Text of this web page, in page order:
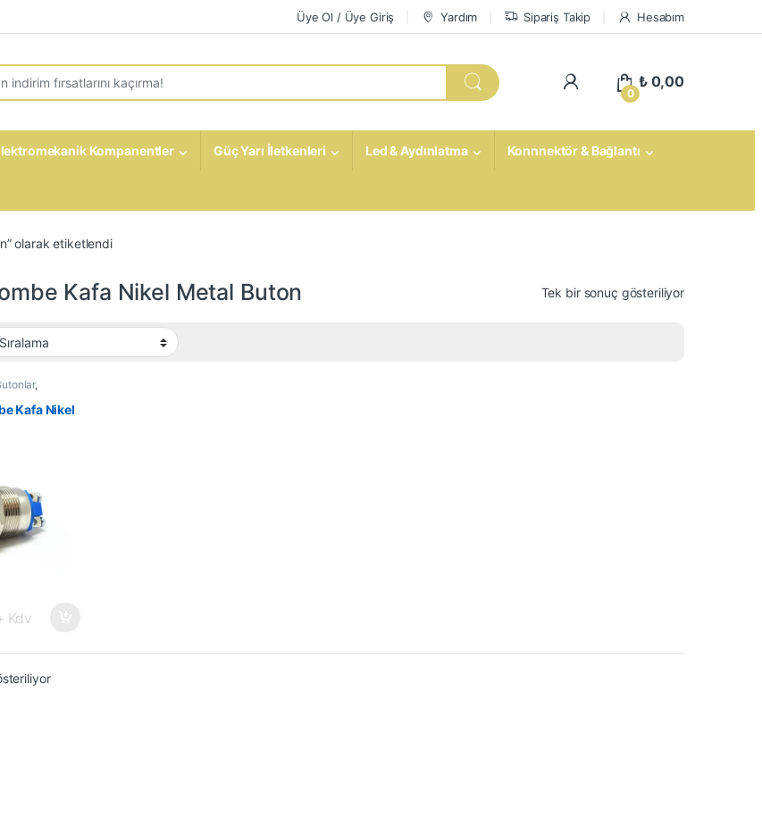
Üye Ol / Üye Giriş Yardım Sipariş Takip Hesabım
My Account
0
₺0,00
Kompanentler Güç Yarı İletkenleri Led & Aydınlatma Konnnektör & Bağlantı
olarak etiketlendi
Kafa Nikel Metal Buton Tek bir sonuç gösteriliyor
,
,Switch ve
Kafa Nikel
Kdv